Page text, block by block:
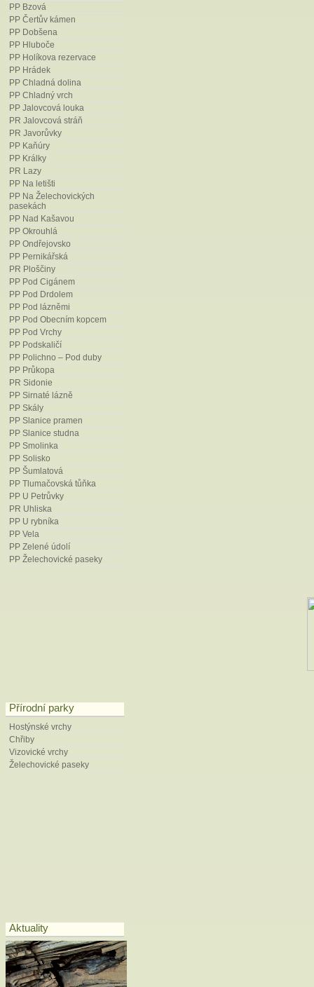
PP Bzová
PP Čertův kámen
PP Dobšena
PP Hluboče
PP Holíkova rezervace
PP Hrádek
PP Chladná dolina
PP Chladný vrch
PP Jalovcová louka
PR Jalovcová stráň
PR Javorůvky
PP Kaňúry
PP Králky
PR Lazy
PP Na letišti
PP Na Želechovických
pasekách
PP Nad Kašavou
PP Okrouhlá
PP Ondřejovsko
PP Pernikářská
PR Ploščiny
PP Pod Cigánem
PP Pod Drdolem
PP Pod lázněmi
PP Pod Obecním kopcem
PP Pod Vrchy
PP Podskaličí
PP Polichno – Pod duby
PP Průkopa
PR Sidonie
PP Sirnaté lázně
PP Skály
PP Slanice pramen
PP Slanice studna
PP Smolinka
PP Solisko
PP Šumlatová
PP Tlumačovská tůňka
PP U Petrůvky
PR Uhliska
PP U rybníka
PP Vela
PP Zelené údolí
PP Želechovické paseky
Přírodní parky
Hostýnské vrchy
Chřiby
Vizovické vrchy
Želechovické paseky
Aktuality